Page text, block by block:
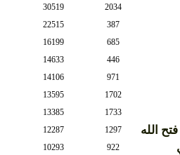
2034
30519
387
22515
685
16199
446
14633
971
14106
1702
13595
1733
13385
الله 1297
12287
922
10293